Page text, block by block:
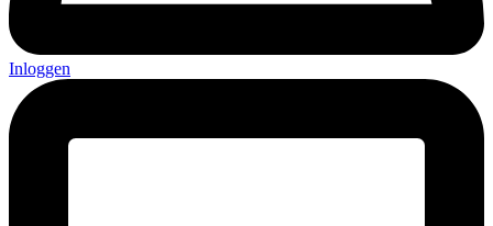
Inloggen